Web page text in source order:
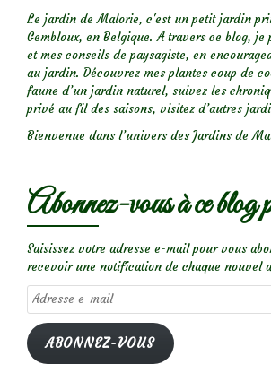
Le jardin de Malorie, c'est un petit jardin
Gembloux, en Belgique. A travers ce blog, je
et mes conseils de paysagiste, en
au jardin. Découvrez mes plantes coup de
faune d’un jardin naturel, suivez les
privé au fil des saisons, visitez d’autres
Bienvenue dans l’univers des Jardins de
Abonnez-vous à ce blog
Saisissez votre adresse e-mail pour vous
recevoir une notification de chaque nouvel
Adresse
e-
mail
ABONNEZ-VOUS